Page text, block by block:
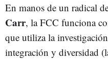
En manos de un radical
Carr, la FCC funciona
que utiliza la
integración y diversidad